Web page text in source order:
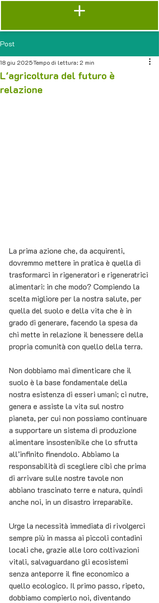
Post
L'agricoltura del futuro è
relazione
18 giu 2025Tempo di lettura: 2 min
La prima azione che, da acquirenti,
dovremmo mettere in pratica è quella di
trasformarci in rigeneratori e rigeneratrici
alimentari: in che modo? Compiendo la
scelta migliore per la nostra salute, per
quella del suolo e della vita che è in
grado di generare, facendo la spesa da
chi mette in relazione il benessere della
propria comunità con quello della terra.
Non dobbiamo mai dimenticare che il
suolo è la base fondamentale della
nostra esistenza di esseri umani; ci nutre,
genera e assiste la vita sul nostro
pianeta, per cui non possiamo continuare
a supportare un sistema di produzione
alimentare insostenibile che lo sfrutta
all’infinito finendolo. Abbiamo la
responsabilità di scegliere cibi che prima
di arrivare sulle nostre tavole non
abbiano trascinato terre e natura, quindi
anche noi, in un disastro irreparabile.
Urge la necessità immediata di rivolgerci
sempre più in massa ai piccoli contadini
locali che, grazie alle loro coltivazioni
vitali, salvaguardano gli ecosistemi
senza anteporre il fine economico a
quello ecologico. Il primo passo, ripeto,
dobbiamo compierlo noi, diventando